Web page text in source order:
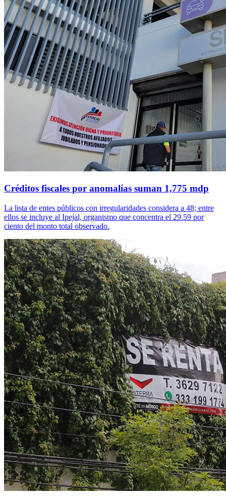
Créditos fiscales por anomalías suman 1,775 mdp
La lista de entes públicos con irregularidades considera a 48; entre
ellos se incluye al Ipejal, organismo que concentra el 29.59 por
ciento del monto total observado.